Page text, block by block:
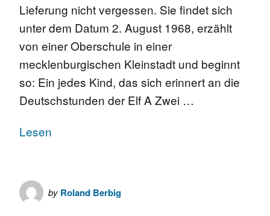
Lieferung nicht vergessen. Sie findet sich
unter dem Datum 2. August 1968, erzählt
von einer Oberschule in einer
mecklenburgischen Kleinstadt und beginnt
so: Ein jedes Kind, das sich erinnert an die
Deutschstunden der Elf A Zwei …
Lesen
by Roland Berbig